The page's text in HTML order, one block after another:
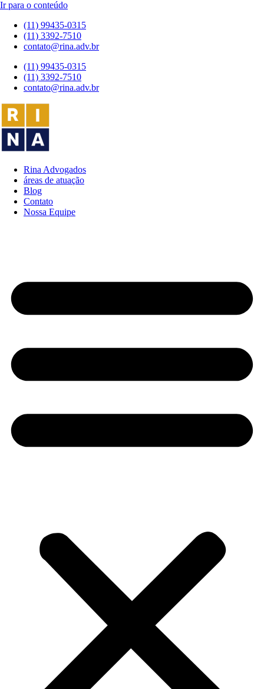
Ir para o conteúdo
(11) 99435-0315
(11) 3392-7510
contato@rina.adv.br
(11) 99435-0315
(11) 3392-7510
contato@rina.adv.br
Rina Advogados
áreas de atuação
Blog
Contato
Nossa Equipe